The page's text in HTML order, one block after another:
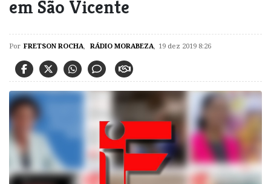
em São Vicente
Por FRETSON ROCHA, RÁDIO MORABEZA, 19 dez 2019 8:26